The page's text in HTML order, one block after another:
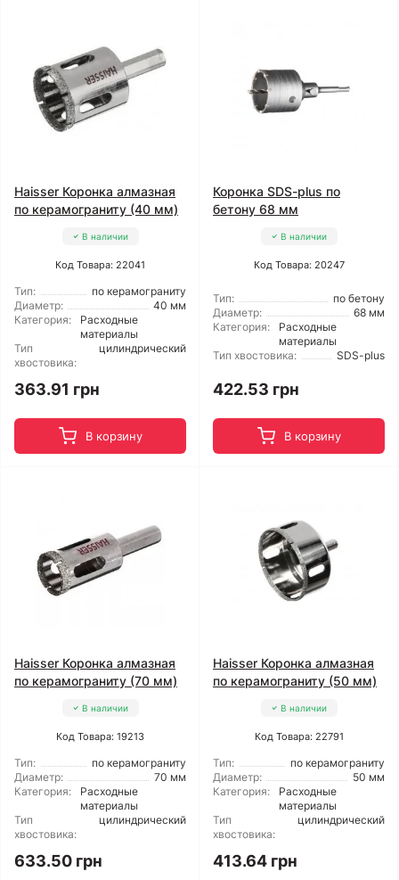
Haisser Коронка алмазная
по керамограниту (40 мм)
В наличии
Код Товара: 22041
Тип:
по керамограниту
Диаметр:
40 мм
Категория:
Расходные
материалы
Тип
хвостовика:
цилиндрический
363.91 грн
В корзину
Коронка SDS-plus по
бетону 68 мм
В наличии
Код Товара: 20247
Тип:
по бетону
Диаметр:
68 мм
Категория:
Расходные
материалы
Тип хвостовика:
SDS-plus
422.53 грн
В корзину
Haisser Коронка алмазная
по керамограниту (70 мм)
В наличии
Код Товара: 19213
Тип:
по керамограниту
Диаметр:
70 мм
Категория:
Расходные
материалы
Тип
хвостовика:
цилиндрический
633.50 грн
Haisser Коронка алмазная
по керамограниту (50 мм)
В наличии
Код Товара: 22791
Тип:
по керамограниту
Диаметр:
50 мм
Категория:
Расходные
материалы
Тип
хвостовика:
цилиндрический
413.64 грн